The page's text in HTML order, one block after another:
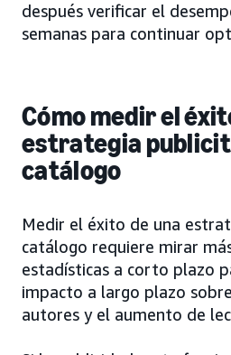
después verificar el
semanas para continuar
Cómo medir el
estrategia
catálogo
Medir el éxito de una
catálogo requiere mirar
estadísticas a corto plazo
impacto a largo plazo
autores y el aumento de